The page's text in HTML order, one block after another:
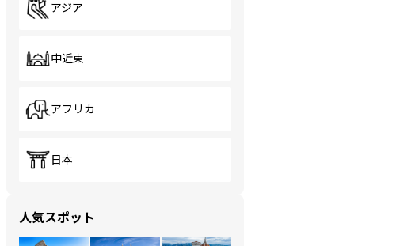
アジア
中近東
アフリカ
日本
人気スポット